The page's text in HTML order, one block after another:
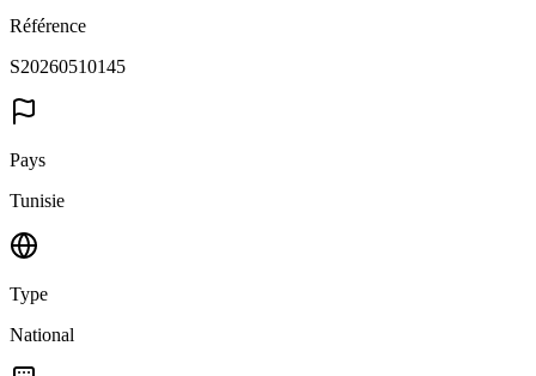
Référence
S20260510145
Pays
Tunisie
Type
National